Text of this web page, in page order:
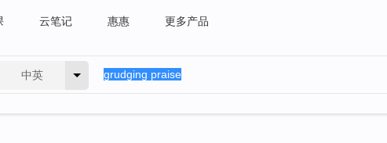
云笔记 惠惠 更多产品
中英